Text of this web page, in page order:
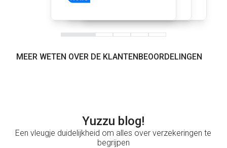
MEER WETEN OVER DE KLANTENBEOORDELINGEN
Yuzzu blog!
Een vleugje duidelijkheid om alles over verzekeringen te
begrijpen